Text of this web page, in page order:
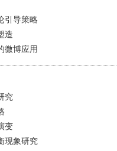
引导策略
造
微博应用
究
变
现象研究